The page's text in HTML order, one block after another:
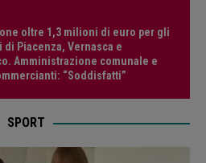
oltre 1,3 milioni di euro per gli
di Piacenza, Vernasca e
Amministrazione comunale e
“Soddisfatti”
SPORT